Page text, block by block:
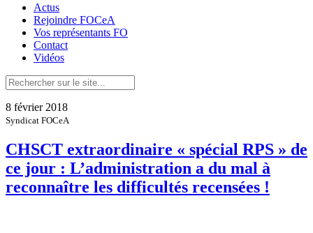
Actus
Rejoindre FOCeA
Vos représentants FO
Contact
Vidéos
8 février 2018
Syndicat FOCeA
CHSCT extraordinaire « spécial RPS » de
ce jour : L’administration a du mal à
reconnaître les difficultés recensées !